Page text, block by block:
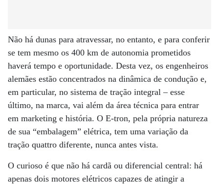
Não há dunas para atravessar, no entanto, e para conferir
se tem mesmo os 400 km de autonomia prometidos
haverá tempo e oportunidade. Desta vez, os engenheiros
alemães estão concentrados na dinâmica de condução e,
em particular, no sistema de tração integral – esse
último, na marca, vai além da área técnica para entrar
em marketing e história. O E-tron, pela própria natureza
de sua “embalagem” elétrica, tem uma variação da
tração quattro diferente, nunca antes vista.
O curioso é que não há cardã ou diferencial central: há
apenas dois motores elétricos capazes de atingir a